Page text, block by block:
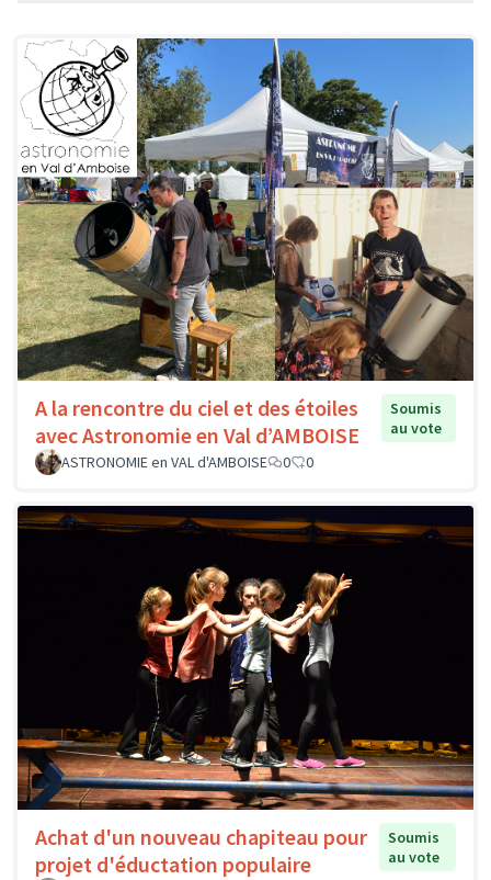
A la rencontre du ciel et des étoiles
avec Astronomie en Val d’AMBOISE
Soumis
au vote
ASTRONOMIE en VAL d'AMBOISE
0 0
Achat d'un nouveau chapiteau pour
projet d'éductation populaire
Soumis
au vote